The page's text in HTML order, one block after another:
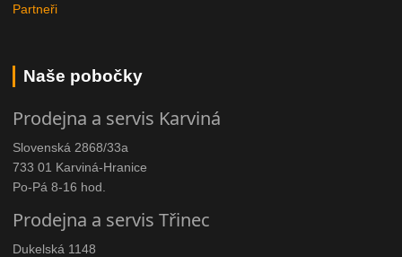
Partneři
Naše pobočky
Prodejna a servis Karviná
Slovenská 2868/33a
733 01 Karviná-Hranice
Po-Pá 8-16 hod.
Prodejna a servis Třinec
Dukelská 1148